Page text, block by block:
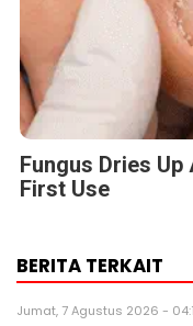
Fungus Dries
First Use
BERITA TERKAIT
Jumat, 7 Agustus 2026 -